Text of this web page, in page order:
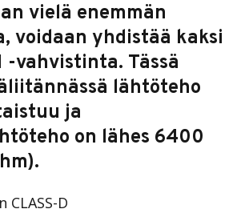
vielä enemmän
voidaan yhdistää kaksi
-vahvistinta. Tässä
lähtöteho
ja
on lähes 6400
D